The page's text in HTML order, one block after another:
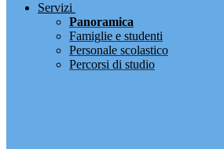
Servizi
Panoramica
Famiglie e studenti
Personale scolastico
Percorsi di studio